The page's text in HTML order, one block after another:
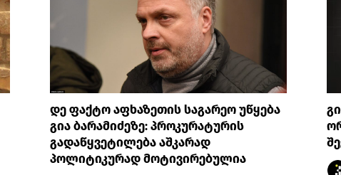
დე ფაქტო აფხაზეთის საგარეო უწყება
გია ბარამიძეზე: პროკურატურის
გადაწყვეტილება აშკარად
პოლიტიკურად მოტივირებულია